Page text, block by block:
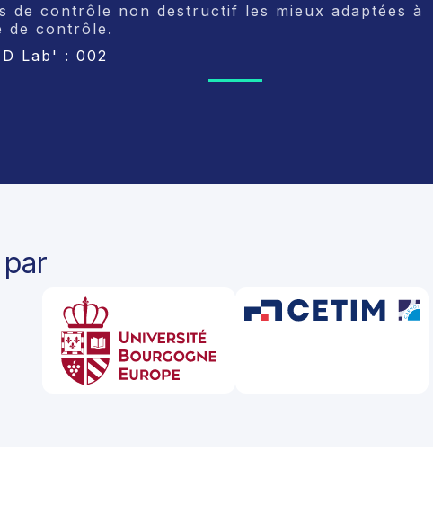
de contrôle non destructif les mieux adaptées à
de contrôle.
Lab' : 002